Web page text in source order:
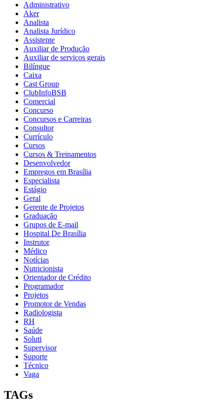
Administrativo
Aker
Analista
Analista Jurídico
Assistente
Auxiliar de Produção
Auxiliar de serviços gerais
Bilíngue
Caixa
Cast Group
ClubInfoBSB
Comercial
Concurso
Concursos e Carreiras
Consultor
Currículo
Cursos
Cursos & Treinamentos
Desenvolvedor
Empregos em Brasília
Especialista
Estágio
Geral
Gerente de Projetos
Graduação
Grupos de E-mail
Hospital De Brasília
Instrutor
Médico
Notícias
Nutricionista
Orientador de Crédito
Programador
Projetos
Promotor de Vendas
Radiologista
RH
Saúde
Soluti
Supervisor
Suporte
Técnico
Vaga
TAGs